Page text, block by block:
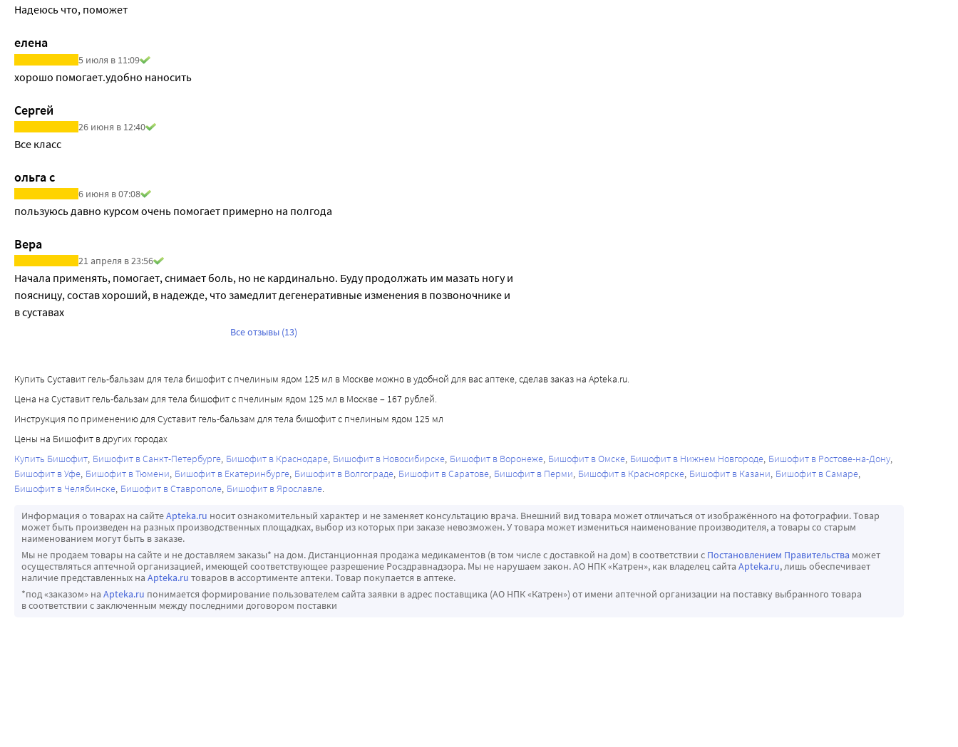
Надеюсь что, поможет
елена
5 июля в 11:09
хорошо помогает.удобно наносить
Сергей
26 июня в 12:40
Все класс
ольга с
6 июня в 07:08
пользуюсь давно курсом очень помогает примерно на полгода
Вера
21 апреля в 23:56
Начала применять, помогает, снимает боль, но не кардинально. Буду продолжать им мазать ногу и
поясницу, состав хороший, в надежде, что замедлит дегенеративные изменения в позвоночнике и
в суставах
Все отзывы (13)
Купить Суставит гель-бальзам для тела бишофит с пчелиным ядом 125 мл в Москве можно в удобной для вас аптеке, сделав заказ на Apteka.ru.
Цена на Суставит гель-бальзам для тела бишофит с пчелиным ядом 125 мл в Москве – 167 рублей.
Инструкция по применению для Суставит гель-бальзам для тела бишофит с пчелиным ядом 125 мл
Цены на Бишофит в других городах
Купить Бишофит Бишофит в Санкт-Петербурге Бишофит в Краснодаре Бишофит в Новосибирске Бишофит в Воронеже Бишофит в Омске Бишофит в Нижнем Новгороде Бишофит в Ростове-на-Дону
Бишофит в Уфе Бишофит в Тюмени Бишофит в Екатеринбурге Бишофит в Волгограде Бишофит в Саратове Бишофит в Перми Бишофит в Красноярске Бишофит в Казани Бишофит в Самаре
Бишофит в Челябинске Бишофит в Ставрополе Бишофит в Ярославле
Информация о товарах на сайтеApteka.ru носит ознакомительный характер и не заменяет консультацию врача. Внешний вид товара может отличаться от изображённого на фотографии. Товар
может быть произведен на разных производственных площадках, выбор из которых при заказе невозможен. У товара может измениться наименование производителя, а товары со старым
наименованием могут быть в заказе.
Мы не продаем товары на сайте и не доставляем заказы* на дом. Дистанционная продажа медикаментов (в том числе с доставкой на дом) в соответствии с Постановлением Правительства может
осуществляться аптечной организацией, имеющей соответствующее разрешение Росздравнадзора. Мы не нарушаем закон. АО НПК «Катрен», как владелец сайта Apteka.ru, лишь обеспечивает
наличие представленных на Apteka.ru товаров в ассортименте аптеки. Товар покупается в аптеке.
*под «заказом» на Apteka.ru понимается формирование пользователем сайта заявки в адрес поставщика (АО НПК «Катрен») от имени аптечной организации на поставку выбранного товара
в соответствии с заключенным между последними договором поставки